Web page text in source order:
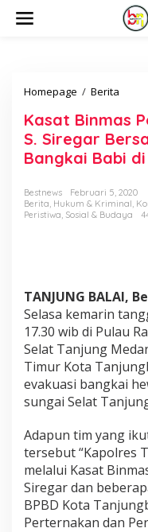
Homepage / Berita
s
a
t
B
n
m
a
r
e
s
T
a
n
j
u
n
B
a
a
i
A
k
Kasat Binmas
S. Siregar
Bangkai Babi
Bestnews
Februari 5, 2020
Berita, Hukum & Kriminal,
Peristiwa, Sosial & Budaya
TANJUNG BALAI,
Selasa kemarin
17.30 wib di Pulau
Selat Tanjung
Timur Kota
evakuasi bangkai
sungai Selat
Adapun tim yang
tersebut “Kapolres
melalui Kasat
Siregar dan
BPBD Kota
Perternakan dan